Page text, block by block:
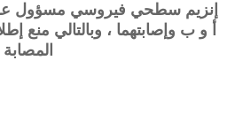
إنزيم سطحي فيروسي مسؤول عن
أ و ب وإصابتهما ، وبالتالي منع
المصابة